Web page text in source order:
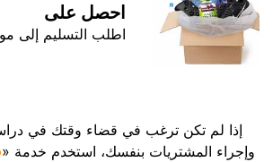
احصل على
اطلب التسليم إلى
إذا لم تكن ترغب في قضاء وقتك في
وإجراء المشتريات بنفسك، استخدم خدمة «